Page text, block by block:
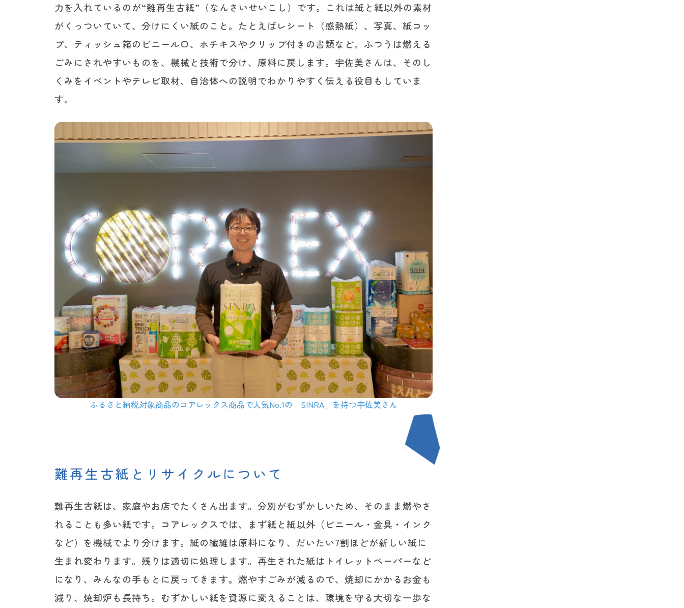
力を入れているのが“難再生古紙”（なんさいせいこし）です。これは紙と紙以外の素材
がくっついていて、分けにくい紙のこと。たとえばレシート（感熱紙）、写真、紙コッ
プ、ティッシュ箱のビニール口、ホチキスやクリップ付きの書類など。ふつうは燃える
ごみにされやすいものを、機械と技術で分け、原料に戻します。宇佐美さんは、そのし
くみをイベントやテレビ取材、自治体への説明でわかりやすく伝える役目もしていま
す。
ふるさと納税対象商品のコアレックス商品で人気No.1の「SINRA」を持つ宇佐美さん
難再生古紙とリサイクルについて
難再生古紙は、家庭やお店でたくさん出ます。分別がむずかしいため、そのまま燃やさ
れることも多い紙です。コアレックスでは、まず紙と紙以外（ビニール・金具・インク
など）を機械でより分けます。紙の繊維は原料になり、だいたい7割ほどが新しい紙に
生まれ変わります。残りは適切に処理します。再生された紙はトイレットペーパーなど
になり、みんなの手もとに戻ってきます。燃やすごみが減るので、焼却にかかるお金も
減り、焼却炉も長持ち。むずかしい紙を資源に変えることは、環境を守る大切な一歩な